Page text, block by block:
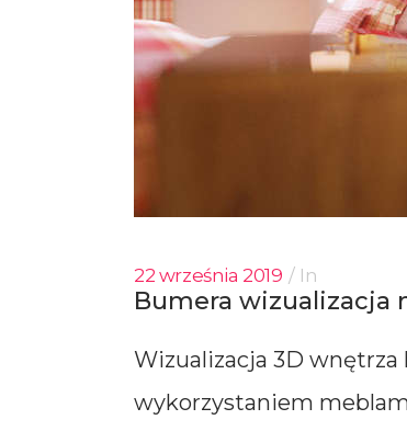
22 września 2019 In
Bumera wizualizacja
Wizualizacja 3D wnętrza
wykorzystaniem